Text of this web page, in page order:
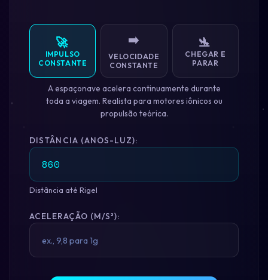
🚀
IMPULSO
CONSTANTE
➡️
VELOCIDADE
CONSTANTE
🛬
CHEGAR E
PARAR
A espaçonave acelera continuamente durante
toda a viagem. Realista para motores iônicos ou
propulsão teórica.
DISTÂNCIA (ANOS-LUZ):
Distância até Rigel
ACELERAÇÃO (M/S²):